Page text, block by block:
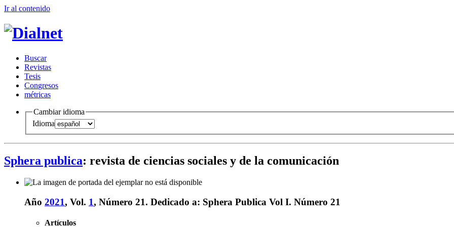
Ir al contenido
Buscar
Revistas
Tesis
Congresos
métricas
Cambiar idioma
Idioma
Sphera publica: revista de ciencias sociales y de la comunicación
Año 2021, Vol. 1, Número 21. Dedicado a: Sphera Publica Vol I. Número 21
Artículos